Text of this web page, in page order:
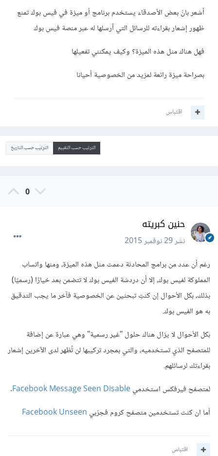
أشعر بانّ بعض الأصدقاء يستخدم برنامج أو ميزة في فيس بوك تمنع
ظهور إشعار بقراءته للرسائل التي أرسلها له عبر منصة فيس بوك
فهل هناك مثل هذه الميزة؟ وكيف يمكنني تفعيلها
بصراحة ميزة رائعة لمزيد من الخصوصية أحيانا
اقتباس
الترتيب حسب التقييم الترتيب حسب التاريخ
0
حنين كبريته
نشر29 نوفمبر 2015
رغم أن عدد من برامج المحادثة دعمت مثل هذه الميزة، ومنها واتساب
المملوكة لفيس بوك، إلا أن دردشة الفيس بوك لا تتضمن بعد خيارًا (رسميًا)
بذلك، بكل الأحوال إن كنتِ تبحثين عن الخصوصية فآخر ما يجب التدقيق
به هو الفيس بوك.
بكل الأحوال لا يزال هناك حلول "غير رسمية" وهي عبارة عن إضافة
للمتصفح الذي تستخدميه، والتي بمجرد تركيبها لن تُظهر لدى الآخرين إشعار
بقراءتك لرسائلهم.
لمتصفح فيرفكس استخدميFacebook Message Seen Disable
.
أما ان كنت تستخدمين متصفح كروم فجرّبي Facebook Unseen
اقتباس